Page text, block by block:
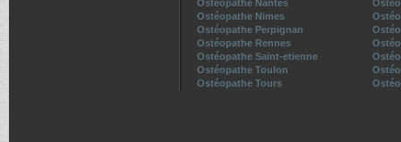
Ostéopathe Nantes
Ostéopathe Nimes
Ostéopathe Perpignan
Ostéopathe Rennes
Ostéopathe Saint-etienne
Ostéopathe Toulon
Ostéopathe Tours